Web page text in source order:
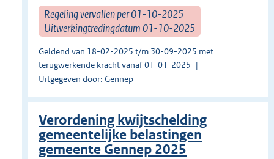
Regeling vervallen per 01-10-2025
Uitwerkingtredingdatum 01-10-2025
Geldend van 18-02-2025 t/m 30-09-2025 met
terugwerkende kracht vanaf 01-01-2025
Uitgegeven door: Gennep
Verordening kwijtschelding
gemeentelijke belastingen
gemeente Gennep 2025